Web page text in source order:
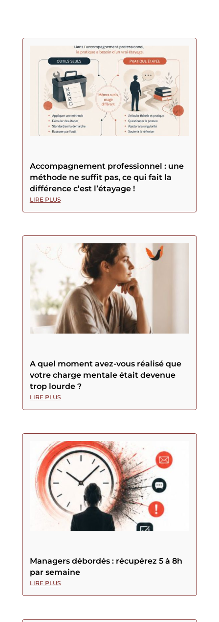
Accompagnement professionnel : une
méthode ne suffit pas, ce qui fait la
différence c’est l’étayage !
LIRE PLUS
A quel moment avez-vous réalisé que
votre charge mentale était devenue
trop lourde ?
LIRE PLUS
Managers débordés : récupérez 5 à 8h
par semaine
LIRE PLUS